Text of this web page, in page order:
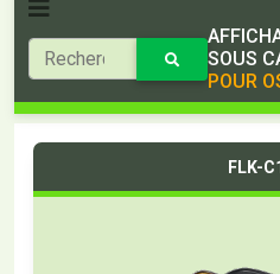
SOUS
POUR
FLK-